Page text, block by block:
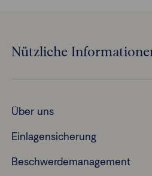
Nützliche
Über uns
Einlagensicherung
Beschwerdemanagement